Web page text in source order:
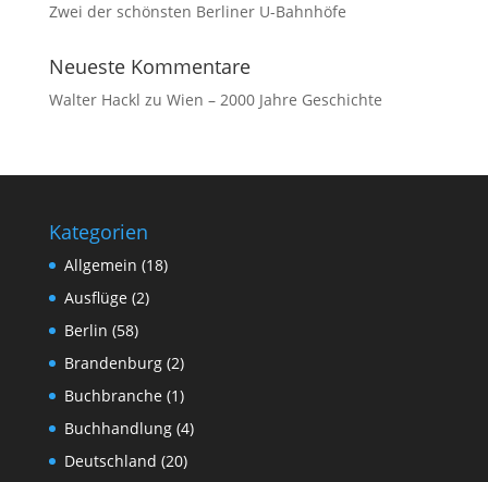
Zwei der schönsten Berliner U-Bahnhöfe
Neueste Kommentare
Walter Hackl zu Wien – 2000 Jahre Geschichte
Kategorien
Allgemein (18)
Ausflüge(2)
Berlin (58)
Brandenburg(2)
Buchbranche(1)
Buchhandlung(4)
Deutschland (20)